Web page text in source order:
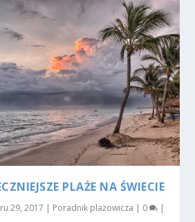
PLAŻE NA ŚWIECIE
29, 2017 | Poradnik plażowicza | 0 |